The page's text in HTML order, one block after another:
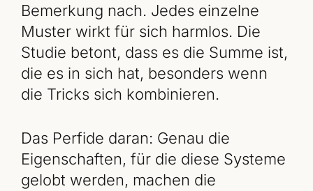
Bemerkung nach. Jedes einzelne
Muster wirkt für sich harmlos. Die
Studie betont, dass es die Summe ist,
die es in sich hat, besonders wenn
die Tricks sich kombinieren.
Das Perfide daran: Genau die
Eigenschaften, für die diese Systeme
gelobt werden, machen die